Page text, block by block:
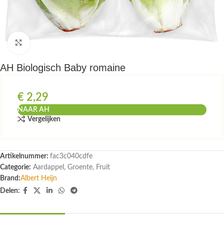
AH Biologisch Baby romaine
€ 2,29
NAAR AH
Vergelijken
Artikelnummer: fac3c040cdfe
Categorie: Aardappel, Groente, Fruit
Brand:Albert Heijn
Delen: